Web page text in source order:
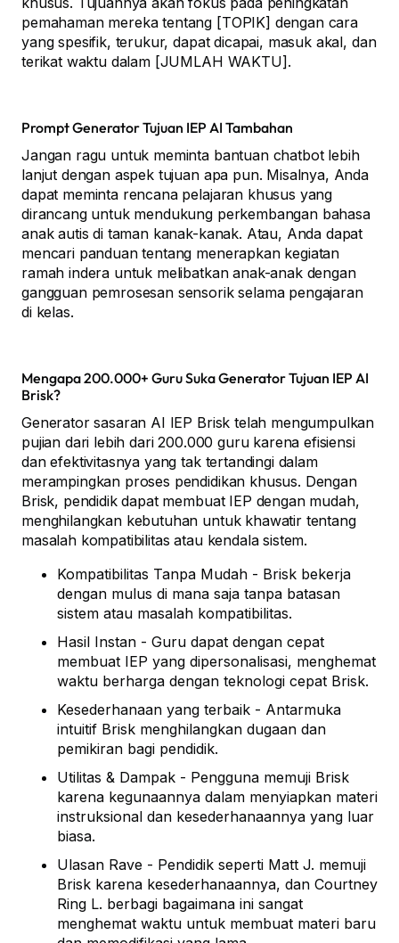
pemahaman mereka tentang [TOPIK] dengan cara
yang spesifik, terukur, dapat dicapai, masuk akal, dan
terikat waktu dalam [JUMLAH WAKTU].
Prompt Generator Tujuan IEP AI Tambahan
Jangan ragu untuk meminta bantuan chatbot lebih
lanjut dengan aspek tujuan apa pun. Misalnya, Anda
dapat meminta rencana pelajaran khusus yang
dirancang untuk mendukung perkembangan bahasa
anak autis di taman kanak-kanak. Atau, Anda dapat
mencari panduan tentang menerapkan kegiatan
ramah indera untuk melibatkan anak-anak dengan
gangguan pemrosesan sensorik selama pengajaran
di kelas.
Mengapa 200.000+ Guru Suka Generator Tujuan IEP AI
Brisk?
Generator sasaran AI IEP Brisk telah mengumpulkan
pujian dari lebih dari 200.000 guru karena efisiensi
dan efektivitasnya yang tak tertandingi dalam
merampingkan proses pendidikan khusus. Dengan
Brisk, pendidik dapat membuat IEP dengan mudah,
menghilangkan kebutuhan untuk khawatir tentang
masalah kompatibilitas atau kendala sistem.
Kompatibilitas Tanpa Mudah - Brisk bekerja
dengan mulus di mana saja tanpa batasan
sistem atau masalah kompatibilitas.
Hasil Instan - Guru dapat dengan cepat
membuat IEP yang dipersonalisasi, menghemat
waktu berharga dengan teknologi cepat Brisk.
Kesederhanaan yang terbaik - Antarmuka
intuitif Brisk menghilangkan dugaan dan
pemikiran bagi pendidik.
Utilitas & Dampak - Pengguna memuji Brisk
karena kegunaannya dalam menyiapkan materi
instruksional dan kesederhanaannya yang luar
biasa.
Ulasan Rave - Pendidik seperti Matt J. memuji
Brisk karena kesederhanaannya, dan Courtney
Ring L. berbagi bagaimana ini sangat
menghemat waktu untuk membuat materi baru